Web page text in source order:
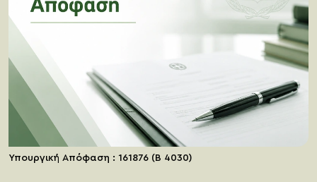
Υπουργική Απόφαση : 161876 (Β 4030)